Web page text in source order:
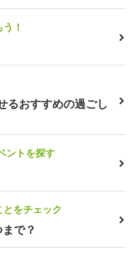
！
るおすすめの過ごし
ントを探す
をチェック
で？